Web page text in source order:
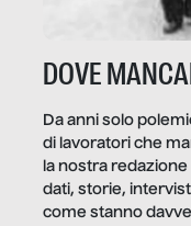
DOVE
Da anni solo
di lavoratori che
la nostra
dati, storie,
come stanno